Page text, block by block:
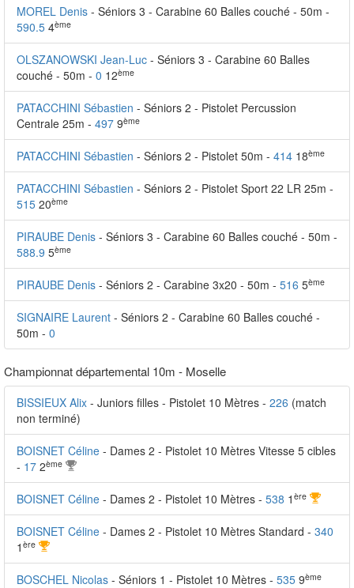
MOREL Denis - Séniors 3 - Carabine 60 Balles couché - 50m -
590.5 4ème
OLSZANOWSKI Jean-Luc - Séniors 3 - Carabine 60 Balles
couché - 50m - 0 12ème
PATACCHINI Sébastien - Séniors 2 - Pistolet Percussion
Centrale 25m - 497 9ème
PATACCHINI Sébastien - Séniors 2 - Pistolet 50m - 414 18ème
PATACCHINI Sébastien - Séniors 2 - Pistolet Sport 22 LR 25m -
515 20ème
PIRAUBE Denis - Séniors 3 - Carabine 60 Balles couché - 50m -
588.9 5ème
PIRAUBE Denis - Séniors 2 - Carabine 3x20 - 50m - 516 5ème
SIGNAIRE Laurent - Séniors 2 - Carabine 60 Balles couché -
50m - 0
Championnat départemental 10m - Moselle
BISSIEUX Alix - Juniors filles - Pistolet 10 Mètres - 226 (match
non terminé)
BOISNET Céline - Dames 2 - Pistolet 10 Mètres Vitesse 5 cibles
- 17 2ème
BOISNET Céline - Dames 2 - Pistolet 10 Mètres - 538 1 ère
BOISNET Céline - Dames 2 - Pistolet 10 Mètres Standard - 340
1 ère
BOSCHEL Nicolas - Séniors 1 - Pistolet 10 Mètres - 535 9ème